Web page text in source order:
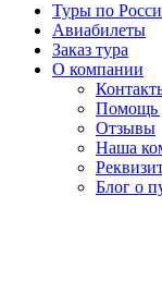
Туры по
Авиабилеты
Заказ тура
О компании
Помощь
Отзывы
Наша
Блог о